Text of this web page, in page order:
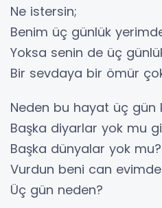
Ne istersin;
Benim üç günlük
Yoksa senin de üç
Bir sevdaya bir ömür
Neden bu hayat üç gün
Başka diyarlar yok mu
Başka dünyalar yok mu?
Vurdun beni can
Üç gün neden?